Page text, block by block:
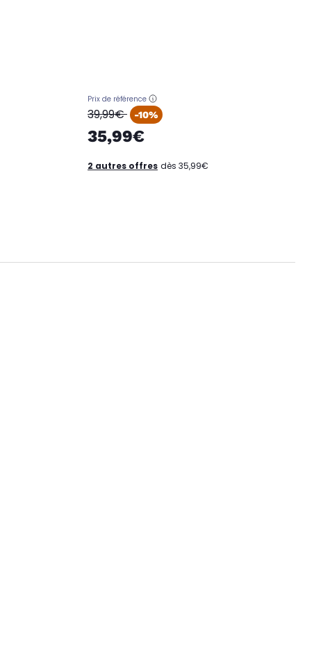
Prix de référence
oldPrice
39,99€ -10%
35,99€
2 autres offres dès 35,99€